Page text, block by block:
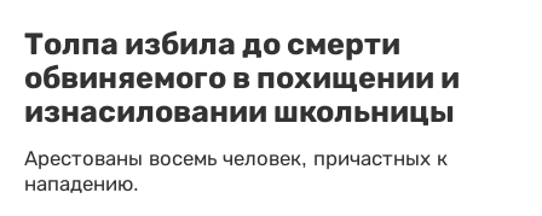
Толпа избила до смерти
обвиняемого в похищении и
изнасиловании школьницы
Арестованы восемь человек, причастных к
нападению.